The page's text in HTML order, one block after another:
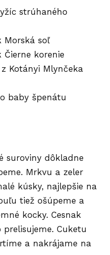
strúhaného
Morská soľ
Čierne korenie
Kotányi Mlynčeka
baby špenátu
suroviny dôkladne
Mrkvu a zeler
kúsky, najlepšie na
tiež ošúpeme a
kocky. Cesnak
prelisujeme. Cuketu
a nakrájame na